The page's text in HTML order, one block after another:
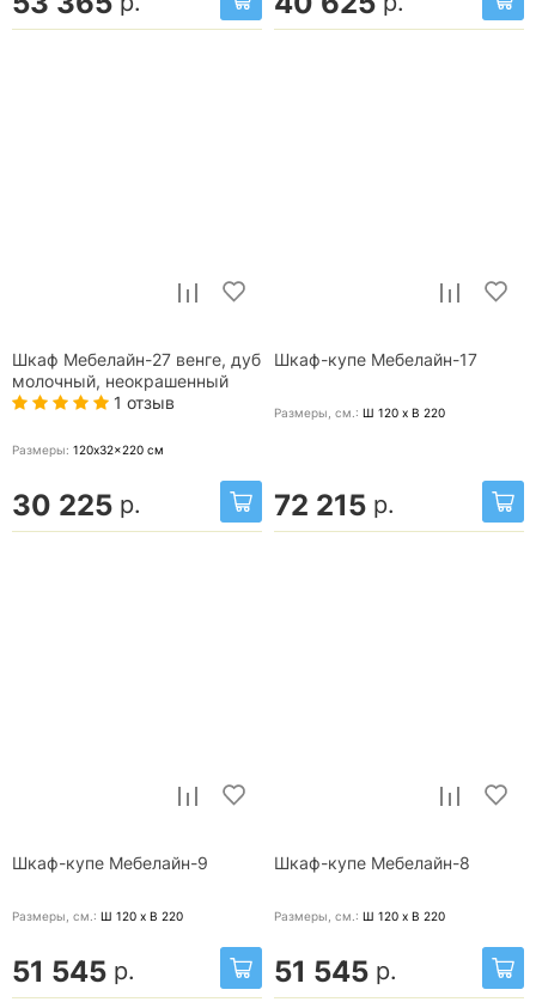
Шкаф Мебелайн-27 венге, дуб
молочный, неокрашенный
1 отзыв
Размеры: 120x32x220 см
30 225 р.
Шкаф-купе Мебелайн-17
Размеры, cм.: Ш 120 x В 220
72 215 р.
Шкаф-купе Мебелайн-9
Размеры, cм.: Ш 120 x В 220
51 545 р.
Шкаф-купе Мебелайн-8
Размеры, cм.: Ш 120 x В 220
51 545 р.